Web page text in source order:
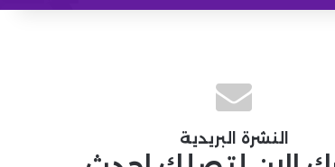
عن
النشرة البريدية